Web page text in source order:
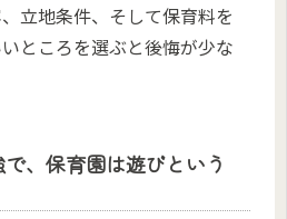
立地条件、そして保育料を
ところを選ぶと後悔が少な
、保育園は遊びという